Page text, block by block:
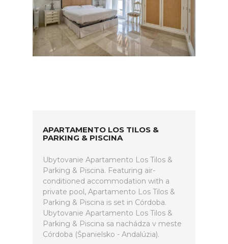
APARTAMENTO LOS TILOS &
PARKING & PISCINA
Ubytovanie Apartamento Los Tilos &
Parking & Piscina. Featuring air-
conditioned accommodation with a
private pool, Apartamento Los Tilos &
Parking & Piscina is set in Córdoba.
Ubytovanie Apartamento Los Tilos &
Parking & Piscina sa nachádza v meste
Córdoba (Španielsko - Andalúzia).